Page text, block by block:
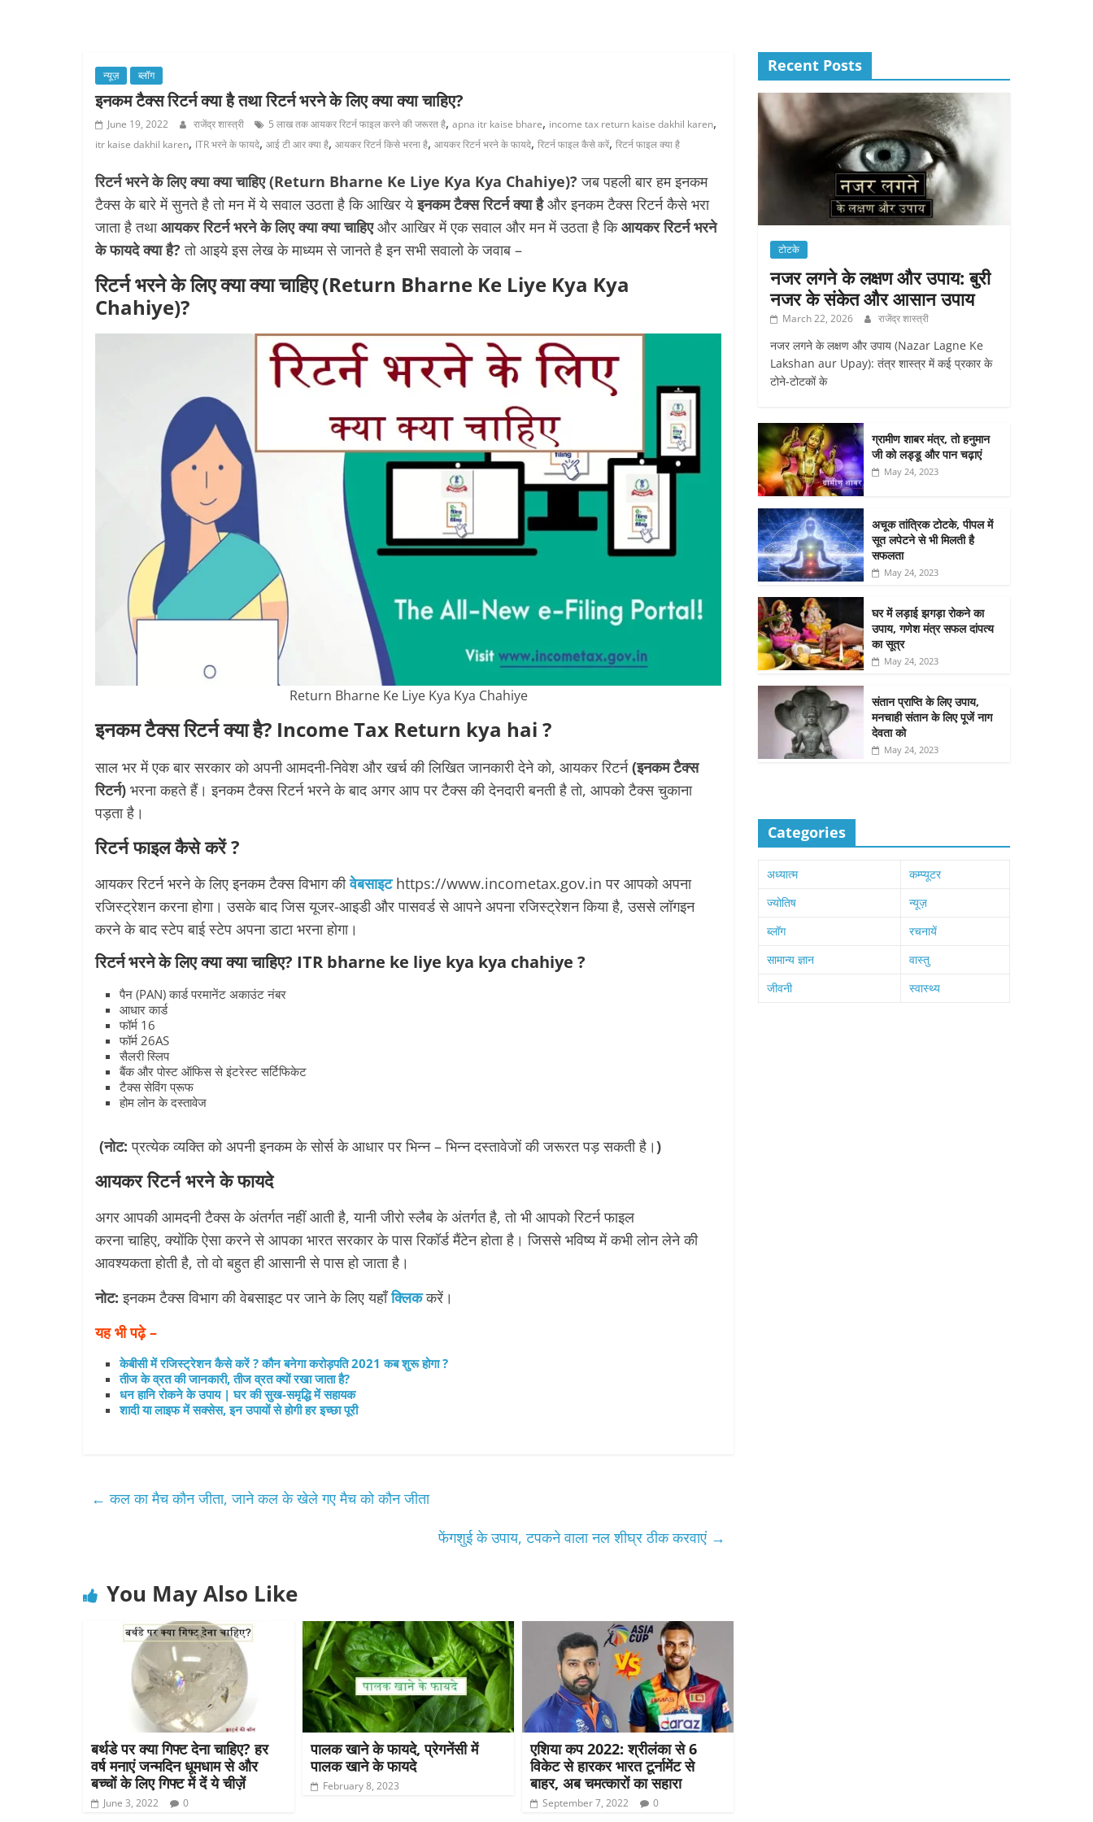
न्यूज़ ब्लॉग
इनकम टैक्स रिटर्न क्या है तथा रिटर्न भरने के लिए क्या क्या चाहिए?
June 19, 2022 राजेंद्र शास्त्री 5 लाख तक आयकर रिटर्न फाइल करने की जरूरत है, apna itr kaise bhare, income tax return kaise dakhil karen,
itr kaise dakhil karen, ITR भरने के फायदे, आई टी आर क्या है, आयकर रिटर्न किसे भरना है, आयकर रिटर्न भरने के फायदे, रिटर्न फाइल कैसे करें, रिटर्न फाइल क्या है
रिटर्न भरने के लिए क्या क्या चाहिए (Return Bharne Ke Liye Kya Kya Chahiye)?जब पहली बार हम इनकम
टैक्स के बारे में सुनते है तो मन में ये सवाल उठता है कि आखिर येइनकम टैक्स रिटर्न क्या हैऔर इनकम टैक्स रिटर्न कैसे भरा
जाता है तथाआयकर रिटर्न भरने के लिए क्या क्या चाहिएऔर आखिर में एक सवाल और मन में उठता है किआयकर रिटर्न भरने
के फायदे क्या है? तो आइये इस लेख के माध्यम से जानते है इन सभी सवालो के जवाब –
रिटर्न भरने के लिए क्या क्या चाहिए (Return Bharne Ke Liye Kya Kya
Chahiye)?
Return Bharne Ke Liye Kya Kya Chahiye
इनकम टैक्स रिटर्न क्या है? Income Tax Return kya hai ?
साल भर में एक बार सरकार को अपनी आमदनी-निवेश और खर्च की लिखित जानकारी देने को, आयकर रिटर्न(इनकम टैक्स
रिटर्न) भरना कहते हैं। इनकम टैक्स रिटर्न भरने के बाद अगर आप पर टैक्स की देनदारी बनती है तो, आपको टैक्स चुकाना
पड़ता है।
रिटर्न फाइल कैसे करें ?
आयकर रिटर्न भरने के लिए इनकम टैक्स विभाग कीवेबसाइटhttps://www.incometax.gov.in पर आपको अपना
रजिस्ट्रेशन करना होगा। उसके बाद जिस यूजर-आइडी और पासवर्ड से आपने अपना रजिस्ट्रेशन किया है, उससे लॉगइन
करने के बाद स्टेप बाई स्टेप अपना डाटा भरना होगा।
रिटर्न भरने के लिए क्या क्या चाहिए? ITR bharne ke liye kya kya chahiye ?
पैन (PAN) कार्ड परमानेंट अकाउंट नंबर
आधार कार्ड
फॉर्म 16
फॉर्म 26AS
सैलरी स्लिप
बैंक और पोस्ट ऑफिस से इंटरेस्ट सर्टिफिकेट
टैक्स सेविंग प्रूफ
होम लोन के दस्तावेज
(नोट:प्रत्येक व्यक्ति को अपनी इनकम के सोर्स के आधार पर भिन्न – भिन्न दस्तावेजों की जरूरत पड़ सकती है।)
आयकर रिटर्न भरने के फायदे
अगर आपकी आमदनी टैक्स के अंतर्गत नहीं आती है, यानी जीरो स्लैब के अंतर्गत है, तो भी आपको रिटर्न फाइल
करना चाहिए, क्योंकि ऐसा करने से आपका भारत सरकार के पास रिकॉर्ड मैंटेन होता है। जिससे भविष्य में कभी लोन लेने की
आवश्यकता होती है, तो वो बहुत ही आसानी से पास हो जाता है।
नोट: इनकम टैक्स विभाग की वेबसाइट पर जाने के लिए यहाँक्लिककरें।
यह भी पढ़े –
केबीसी में रजिस्ट्रेशन कैसे करें ? कौन बनेगा करोड़पति 2021 कब शुरू होगा ?
तीज के व्रत की जानकारी, तीज व्रत क्यों रखा जाता है?
धन हानि रोकने के उपाय | घर की सुख-समृद्धि में सहायक
शादी या लाइफ में सक्सेस, इन उपायों से होगी हर इच्छा पूरी
← कल का मैच कौन जीता, जाने कल के खेले गए मैच को कौन जीता
फेंगशुई के उपाय, टपकने वाला नल शीघ्र ठीक करवाएं →
You May Also Like
बर्थडे पर क्या गिफ्ट देना चाहिए? हर
वर्ष मनाएं जन्मदिन धूमधाम से और
बच्चों के लिए गिफ्ट में दें ये चीज़ें
June 3, 2022 0
पालक खाने के फायदे, प्रेगनेंसी में
पालक खाने के फायदे
February 8, 2023
एशिया कप 2022: श्रीलंका से 6
विकेट से हारकर भारत टूर्नामेंट से
बाहर, अब चमत्कारों का सहारा
September 7, 2022 0
Recent Posts
टोटके
नजर लगने के लक्षण और उपाय: बुरी
नजर के संकेत और आसान उपाय
March 22, 2026 राजेंद्र शास्त्री
नजर लगने के लक्षण और उपाय (Nazar Lagne Ke
Lakshan aur Upay): तंत्र शास्त्र में कई प्रकार के
टोने-टोटकों के
ग्रामीण शाबर मंत्र, तो हनुमान
जी को लड्डू और पान चढ़ाएं
May 24, 2023
अचूक तांत्रिक टोटके, पीपल में
सूत लपेटने से भी मिलती है
सफलता
May 24, 2023
घर में लड़ाई झगड़ा रोकने का
उपाय, गणेश मंत्र सफल दांपत्य
का सूत्र
May 24, 2023
संतान प्राप्ति के लिए उपाय,
मनचाही संतान के लिए पूजें नाग
देवता को
May 24, 2023
Categories
अध्यात्म
कम्प्यूटर
ज्योतिष
न्यूज़
ब्लॉग
रचनायें
सामान्य ज्ञान
वास्तु
जीवनी
स्वास्थ्य